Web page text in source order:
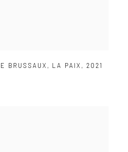
BRUSSAUX , LA PAIX , 2021